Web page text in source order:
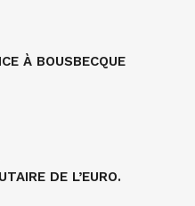
À BOUSBECQUE
DE L’EURO.